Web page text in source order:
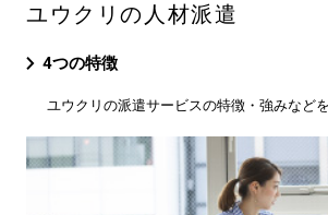
ユウクリの人材派遣
4つの特徴
ユウクリの派遣サービスの特徴・強みなど